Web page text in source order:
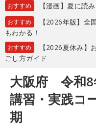
おすすめ 【漫画】夏に読
おすすめ
【2026年版】全
もわかる！
おすすめ
【2026夏休み】
ごし方ガイド
大阪府 令和8
講習・実践コ
期